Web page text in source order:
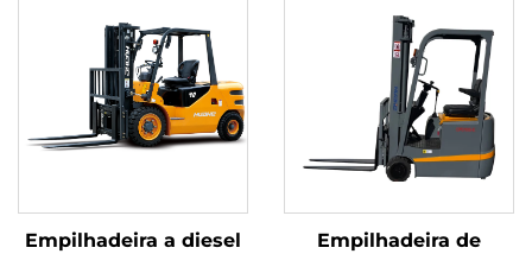
Empilhadeira a diesel
Empilhadeira de